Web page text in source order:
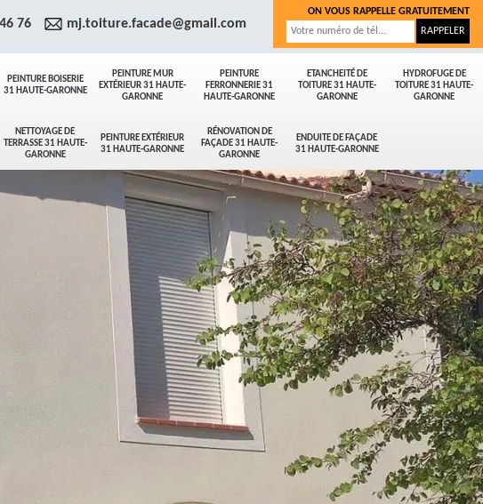
PEINTURE BOISERIE
31 HAUTE-GARONNE
PEINTURE MUR
EXTÉRIEUR 31 HAUTE-
GARONNE
PEINTURE
FERRONNERIE 31
HAUTE-GARONNE
ETANCHEITÉ DE
TOITURE 31 HAUTE-
GARONNE
HYDROFUGE DE
TOITURE 31 HAUTE-
GARONNE
NETTOYAGE DE
TERRASSE 31 HAUTE-
GARONNE
PEINTURE EXTÉRIEUR
31 HAUTE-GARONNE
RÉNOVATION DE
FAÇADE 31 HAUTE-
GARONNE
ENDUITE DE FAÇADE
31 HAUTE-GARONNE
76 mj.toiture.facade@gmail.com
ON VOUS RAPPELLE GRATUITEMENT